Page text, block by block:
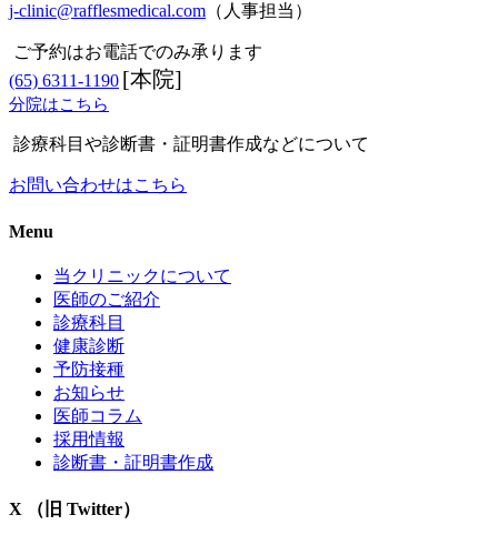
j-clinic@rafflesmedical.com （人事担当）
ご予約はお電話でのみ承ります
(65) 6311-1190 [本院]
分院はこちら
診療科目や診断書・証明書作成などについて
お問い合わせはこちら
Menu
当クリニックについて
医師のご紹介
診療科目
健康診断
予防接種
お知らせ
医師コラム
採用情報
診断書・証明書作成
X （旧 Twitter）